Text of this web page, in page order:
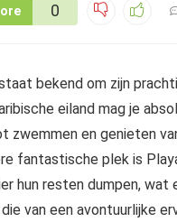
0
bekend om zijn
eiland mag je
zwemmen en genieten
fantastische plek is
hun resten dumpen,
van een avontuurlijke